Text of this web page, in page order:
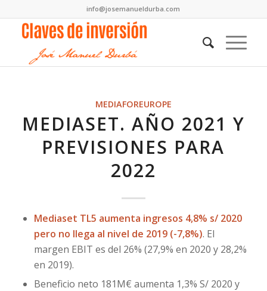
info@josemanueldurba.com
MEDIAFOREUROPE
MEDIASET. AÑO 2021 Y
PREVISIONES PARA
2022
Mediaset TL5 aumenta ingresos 4,8% s/ 2020
pero no llega al nivel de 2019 (-7,8%). El
margen EBIT es del 26% (27,9% en 2020 y 28,2%
en 2019).
Beneficio neto 181M€ aumenta 1,3% S/ 2020 y